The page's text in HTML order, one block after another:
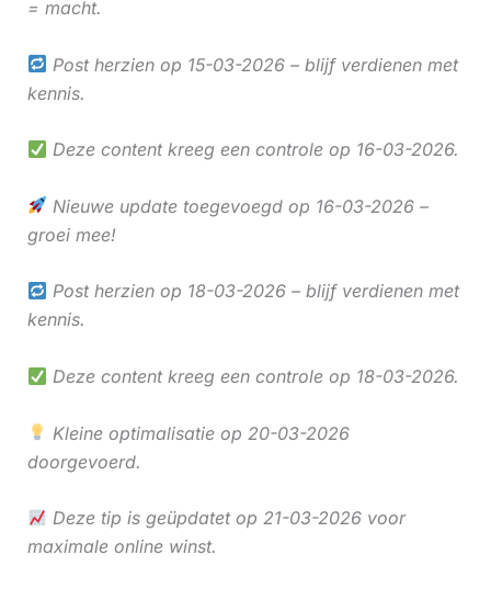
= macht.
Post herzien op 15-03-2026 – blijf verdienen met
kennis.
Deze content kreeg een controle op 16-03-2026.
Nieuwe update toegevoegd op 16-03-2026 –
groei mee!
Post herzien op 18-03-2026 – blijf verdienen met
kennis.
Deze content kreeg een controle op 18-03-2026.
Kleine optimalisatie op 20-03-2026
doorgevoerd.
Deze tip is geüpdatet op 21-03-2026 voor
maximale online winst.